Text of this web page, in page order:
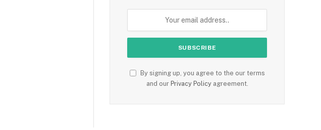
By signing up, you agree to the our terms
and our Privacy Policyagreement.